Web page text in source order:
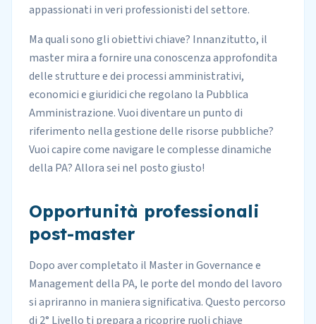
appassionati in veri professionisti del settore.
Ma quali sono gli obiettivi chiave? Innanzitutto, il
master mira a fornire una conoscenza approfondita
delle strutture e dei processi amministrativi,
economici e giuridici che regolano la Pubblica
Amministrazione. Vuoi diventare un punto di
riferimento nella gestione delle risorse pubbliche?
Vuoi capire come navigare le complesse dinamiche
della PA? Allora sei nel posto giusto!
Opportunità professionali
post-master
Dopo aver completato il Master in Governance e
Management della PA, le porte del mondo del lavoro
si apriranno in maniera significativa. Questo percorso
di 2° Livello ti prepara a ricoprire ruoli chiave